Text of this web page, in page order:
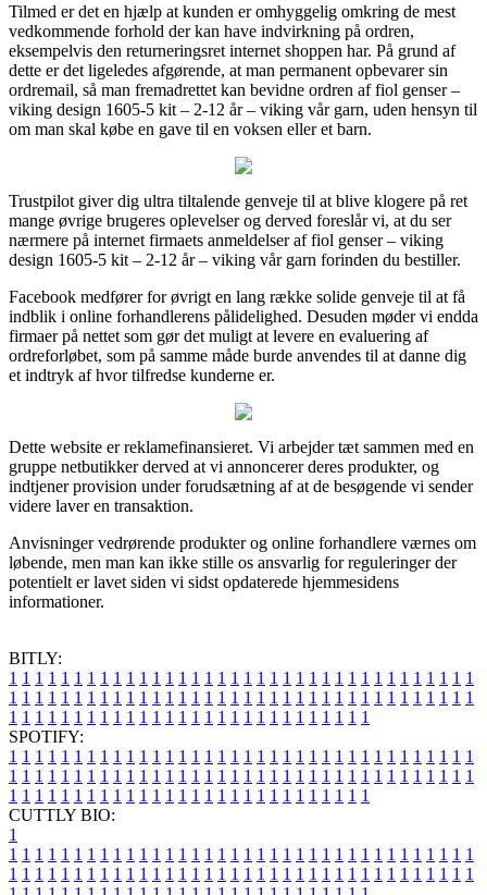
Tilmed er det en hjælp at kunden er omhyggelig omkring de mest
vedkommende forhold der kan have indvirkning på ordren,
eksempelvis den returneringsret internet shoppen har. På grund af
dette er det ligeledes afgørende, at man permanent opbevarer sin
ordremail, så man fremadrettet kan bevidne ordren af fiol genser –
viking design 1605-5 kit – 2-12 år – viking vår garn, uden hensyn til
om man skal købe en gave til en voksen eller et barn.
Trustpilot giver dig ultra tiltalende genveje til at blive klogere på ret
mange øvrige brugeres oplevelser og derved foreslår vi, at du ser
nærmere på internet firmaets anmeldelser af fiol genser – viking
design 1605-5 kit – 2-12 år – viking vår garn forinden du bestiller.
Facebook medfører for øvrigt en lang række solide genveje til at få
indblik i online forhandlerens pålidelighed. Desuden møder vi endda
firmaer på nettet som gør det muligt at levere en evaluering af
ordreforløbet, som på samme måde burde anvendes til at danne dig
et indtryk af hvor tilfredse kunderne er.
Dette website er reklamefinansieret. Vi arbejder tæt sammen med en
gruppe netbutikker derved at vi annoncerer deres produkter, og
indtjener provision under forudsætning af at de besøgende vi sender
videre laver en transaktion.
Anvisninger vedrørende produkter og online forhandlere værnes om
løbende, men man kan ikke stille os ansvarlig for reguleringer der
potentielt er lavet siden vi sidst opdaterede hjemmesidens
informationer.
BITLY:
1 1 1 1 1 1 1 1 1 1 1 1 1 1 1 1 1 1 1 1 1 1 1 1 1 1 1 1 1 1 1 1 1 1 1 1
1 1 1 1 1 1 1 1 1 1 1 1 1 1 1 1 1 1 1 1 1 1 1 1 1 1 1 1 1 1 1 1 1 1 1 1
1 1 1 1 1 1 1 1 1 1 1 1 1 1 1 1 1 1 1 1 1 1 1 1 1 1 1 1
SPOTIFY:
1 1 1 1 1 1 1 1 1 1 1 1 1 1 1 1 1 1 1 1 1 1 1 1 1 1 1 1 1 1 1 1 1 1 1 1
1 1 1 1 1 1 1 1 1 1 1 1 1 1 1 1 1 1 1 1 1 1 1 1 1 1 1 1 1 1 1 1 1 1 1 1
1 1 1 1 1 1 1 1 1 1 1 1 1 1 1 1 1 1 1 1 1 1 1 1 1 1 1 1
CUTTLY BIO:
1
1 1 1 1 1 1 1 1 1 1 1 1 1 1 1 1 1 1 1 1 1 1 1 1 1 1 1 1 1 1 1 1 1 1 1 1
1 1 1 1 1 1 1 1 1 1 1 1 1 1 1 1 1 1 1 1 1 1 1 1 1 1 1 1 1 1 1 1 1 1 1 1